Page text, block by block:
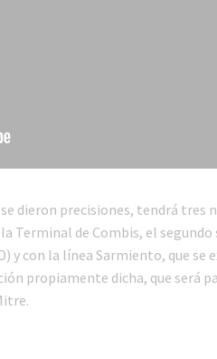
dieron precisiones, tendrá tres
Terminal de Combis, el segundo
y con la línea Sarmiento, que se
propiamente dicha, que será